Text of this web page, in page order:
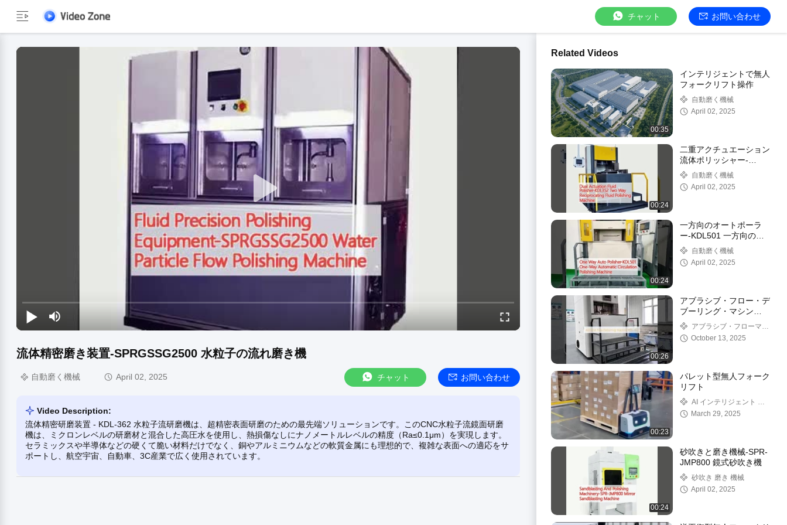
チャット お問い合わせ
流体精密磨き装置-SPRGSSG2500 水粒子の流れ磨き機
自動磨く機械 April 02, 2025 チャット お問い合わせ
Video Description:
流体精密研磨装置 - KDL-362 水粒子流研磨機は、超精密表面研磨のための最先端ソリューションです。このCNC水粒子流鏡面研磨
機は、ミクロンレベルの研磨材と混合した高圧水を使用し、熱損傷なしにナノメートルレベルの精度（Ra≤0.1μm）を実現します。
セラミックスや半導体などの硬くて脆い材料だけでなく、銅やアルミニウムなどの軟質金属にも理想的で、複雑な表面への適応をサ
ポートし、航空宇宙、自動車、3C産業で広く使用されています。
Related Videos
00:35
インテリジェントで無人
フォークリフト操作
自動磨く機械
April 02, 2025
00:24
二重アクチュエーション
流体ポリッシャー-
KDL352 二方向流体ポリ
ッシングマシン
自動磨く機械
April 02, 2025
00:24
一方向のオートポーラ
ー-KDL501 一方向の自
動循環ポーリングマシン
自動磨く機械
April 02, 2025
00:26
アブラシブ・フロー・デ
ブーリング・マシン
KDL-162
アブラシブ・フローマシ
ン October 13, 2025
00:23
パレット型無人フォーク
リフト
AI インテリジェント 無
人フォークリフト
March 29, 2025
00:24
砂吹きと磨き機械-SPR-
JMP800 鏡式砂吹き機
砂吹き 磨き 機械
April 02, 2025